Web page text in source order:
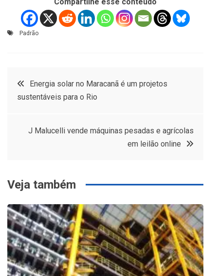
Padrão
Navegação
Post
Energia solar no Maracanã é um projetos
sustentáveis para o Rio
J Malucelli vende máquinas pesadas e agrícolas
em leilão online
Veja também